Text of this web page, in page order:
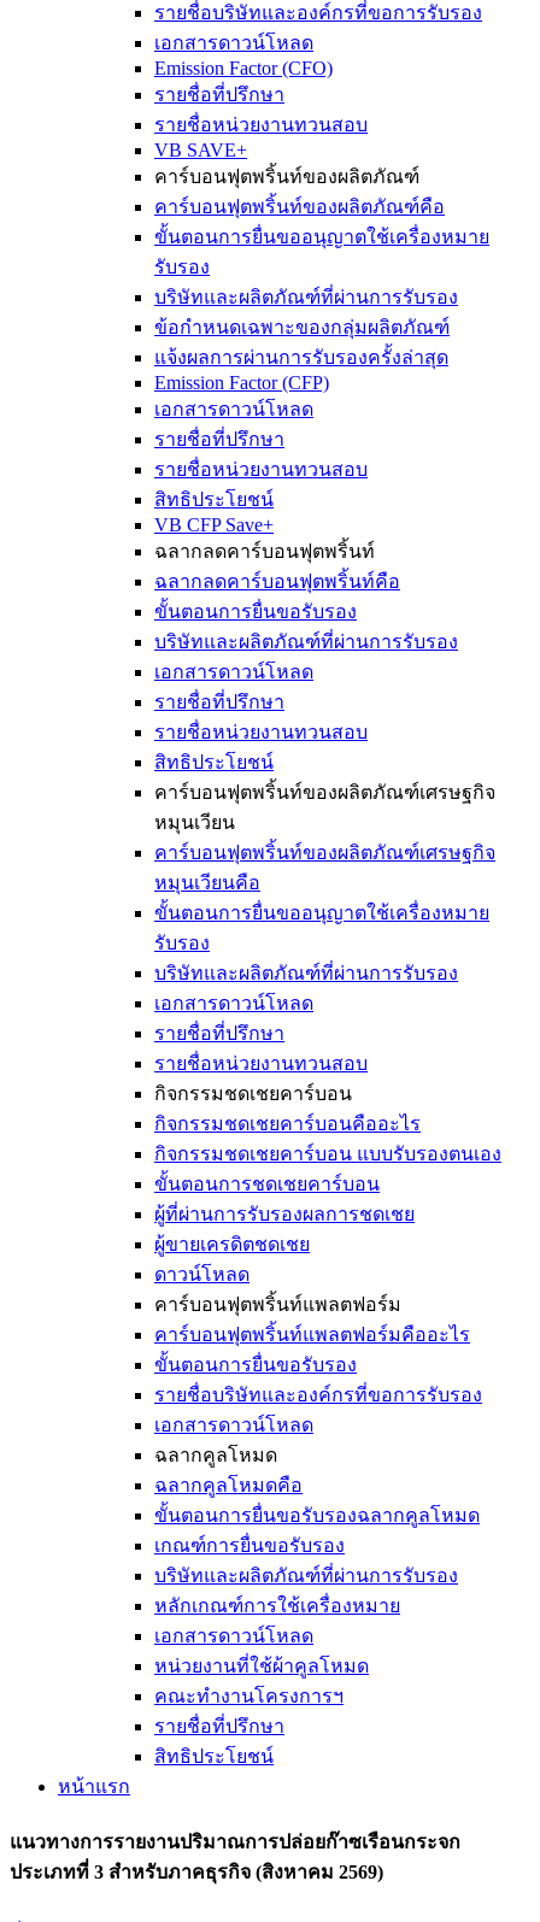
รายชื่อบริษัทและองค์กรที่ขอการรับรอง
เอกสารดาวน์โหลด
Emission Factor (CFO)
รายชื่อที่ปรึกษา
รายชื่อหน่วยงานทวนสอบ
VB SAVE+
คาร์บอนฟุตพริ้นท์ของผลิตภัณฑ์
คาร์บอนฟุตพริ้นท์ของผลิตภัณฑ์คือ
ขั้นตอนการยื่นขออนุญาตใช้เครื่องหมาย
รับรอง
บริษัทและผลิตภัณฑ์ที่ผ่านการรับรอง
ข้อกำหนดเฉพาะของกลุ่มผลิตภัณฑ์
แจ้งผลการผ่านการรับรองครั้งล่าสุด
Emission Factor (CFP)
เอกสารดาวน์โหลด
รายชื่อที่ปรึกษา
รายชื่อหน่วยงานทวนสอบ
สิทธิประโยชน์
VB CFP Save+
ฉลากลดคาร์บอนฟุตพริ้นท์
ฉลากลดคาร์บอนฟุตพริ้นท์คือ
ขั้นตอนการยื่นขอรับรอง
บริษัทและผลิตภัณฑ์ที่ผ่านการรับรอง
เอกสารดาวน์โหลด
รายชื่อที่ปรึกษา
รายชื่อหน่วยงานทวนสอบ
สิทธิประโยชน์
คาร์บอนฟุตพริ้นท์ของผลิตภัณฑ์เศรษฐกิจ
หมุนเวียน
คาร์บอนฟุตพริ้นท์ของผลิตภัณฑ์เศรษฐกิจ
หมุนเวียนคือ
ขั้นตอนการยื่นขออนุญาตใช้เครื่องหมาย
รับรอง
บริษัทและผลิตภัณฑ์ที่ผ่านการรับรอง
เอกสารดาวน์โหลด
รายชื่อที่ปรึกษา
รายชื่อหน่วยงานทวนสอบ
กิจกรรมชดเชยคาร์บอน
กิจกรรมชดเชยคาร์บอนคืออะไร
กิจกรรมชดเชยคาร์บอน แบบรับรองตนเอง
ขั้นตอนการชดเชยคาร์บอน
ผู้ที่ผ่านการรับรองผลการชดเชย
ผู้ขายเครดิตชดเชย
ดาวน์โหลด
คาร์บอนฟุตพริ้นท์แพลตฟอร์ม
คาร์บอนฟุตพริ้นท์แพลตฟอร์มคืออะไร
ขั้นตอนการยื่นขอรับรอง
รายชื่อบริษัทและองค์กรที่ขอการรับรอง
เอกสารดาวน์โหลด
ฉลากคูลโหมด
ฉลากคูลโหมดคือ
ขั้นตอนการยื่นขอรับรองฉลากคูลโหมด
เกณฑ์การยื่นขอรับรอง
บริษัทและผลิตภัณฑ์ที่ผ่านการรับรอง
หลักเกณฑ์การใช้เครื่องหมาย
เอกสารดาวน์โหลด
หน่วยงานที่ใช้ผ้าคูลโหมด
คณะทำงานโครงการฯ
รายชื่อที่ปรึกษา
สิทธิประโยชน์
หน้าแรก
แนวทางการรายงานปริมาณการปล่อยก๊าซเรือนกระจก
ประเภทที่ 3 สำหรับภาคธุรกิจ (สิงหาคม 2569)